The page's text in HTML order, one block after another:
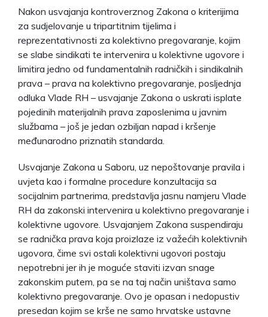
Nakon usvajanja kontroverznog Zakona o kriterijima
za sudjelovanje u tripartitnim tijelima i
reprezentativnosti za kolektivno pregovaranje, kojim
se slabe sindikati te intervenira u kolektivne ugovore i
limitira jedno od fundamentalnih radničkih i sindikalnih
prava – prava na kolektivno pregovaranje, posljednja
odluka Vlade RH – usvajanje Zakona o uskrati isplate
pojedinih materijalnih prava zaposlenima u javnim
službama – još je jedan ozbiljan napad i kršenje
međunarodno priznatih standarda.
Usvajanje Zakona u Saboru, uz nepoštovanje pravila i
uvjeta kao i formalne procedure konzultacija sa
socijalnim partnerima, predstavlja jasnu namjeru Vlade
RH da zakonski intervenira u kolektivno pregovaranje i
kolektivne ugovore. Usvajanjem Zakona suspendiraju
se radnička prava koja proizlaze iz važećih kolektivnih
ugovora, čime svi ostali kolektivni ugovori postaju
nepotrebni jer ih je moguće staviti izvan snage
zakonskim putem, pa se na taj način uništava samo
kolektivno pregovaranje. Ovo je opasan i nedopustiv
presedan kojim se krše ne samo hrvatske ustavne